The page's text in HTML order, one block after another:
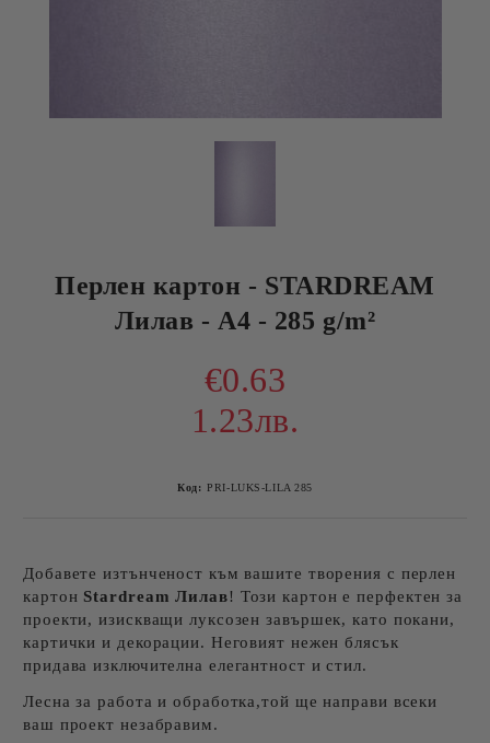
Перлен картон - STARDREAM
Лилав - A4 - 285 g/m²
€0.63
1.23лв.
Код: PRI-LUKS-LILA 285
Добавете изтънченост към вашите творения с перлен
картон Stardream Лилав! Този картон е перфектен за
проекти, изискващи луксозен завършек, като покани,
картички и декорации. Неговият нежен блясък
придава изключителна елегантност и стил.
Лесна за работа и обработка,той ще направи всеки
ваш проект незабравим.